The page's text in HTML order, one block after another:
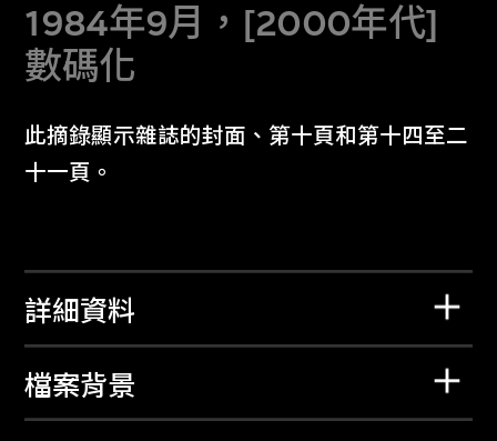
1984年9月，[2000年代]
數碼化
此摘錄顯示雜誌的封面、第十頁和第十四至二
十一頁。
詳細資料
檔案背景